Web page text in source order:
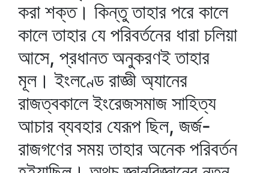
করা শক্ত। কিন্তু তাহার পরে কালে
কালে তাহার যে পরিবর্তনের ধারা চলিয়া
আসে, প্রধানত অনুকরণই তাহার
মূল। ইংলণ্ডে রাজ্ঞী অ্যানের
রাজত্বকালে ইংরেজসমাজ সাহিত্য
আচার ব্যবহার যেরূপ ছিল, জর্জ-
রাজগণের সময় তাহার অনেক পরিবর্তন